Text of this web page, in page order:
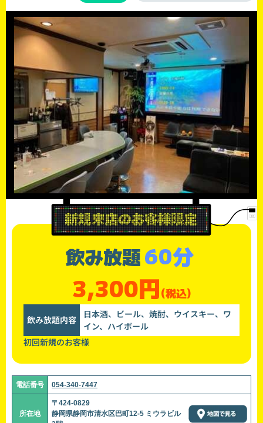
飲み放題60分
3,300円(税込)
飲み放題内容
日本酒、ビール、焼酎、ウイスキー、ワ
イン、ハイボール
初回新規のお客様
電話番号 054-340-7447
所在地
〒424-0829
静岡県静岡市清水区巴町12-5 ミウラビル